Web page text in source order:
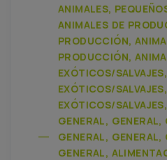
ANIMALES,
ANIMALES DE
PRODUCCIÓN,
PRODUCCIÓN,
EXÓTICOS/
EXÓTICOS/
EXÓTICOS/
GENERAL, GENERAL,
GENERAL, GENERAL,
GENERAL,